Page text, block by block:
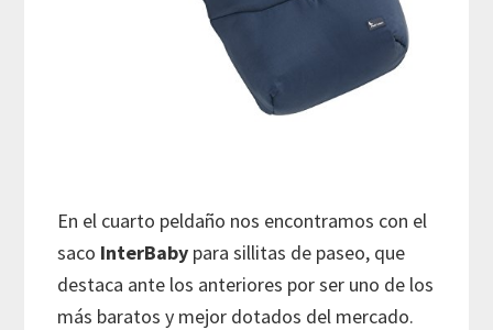
En el cuarto peldaño nos encontramos con el
saco InterBaby para sillitas de paseo, que
destaca ante los anteriores por ser uno de los
más baratos y mejor dotados del mercado.